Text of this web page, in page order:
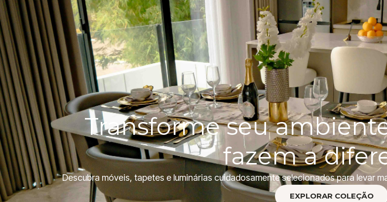
Transforme seu
fazem a
Descubra móveis, tapetes e luminárias cuidadosamente selecionados para levar
EXPLORAR COLEÇÃO